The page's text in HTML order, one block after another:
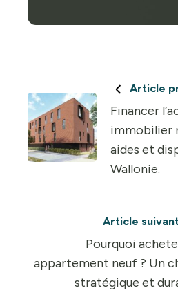
Article
Financer
immobilier
aides et
Wallonie.
Article
Pourquoi
appartement neuf ? Un
stratégique et